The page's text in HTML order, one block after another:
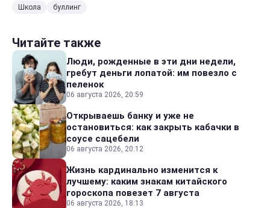
Школа буллинг
Читайте также
Люди, рожденные в эти дни недели,
гребут деньги лопатой: им повезло с
пеленок
06 августа 2026, 20:59
Открываешь банку и уже не
остановиться: как закрыть кабачки в
соусе сацебели
06 августа 2026, 20:12
Жизнь кардинально изменится к
лучшему: каким знакам китайского
гороскопа повезет 7 августа
06 августа 2026, 18:13